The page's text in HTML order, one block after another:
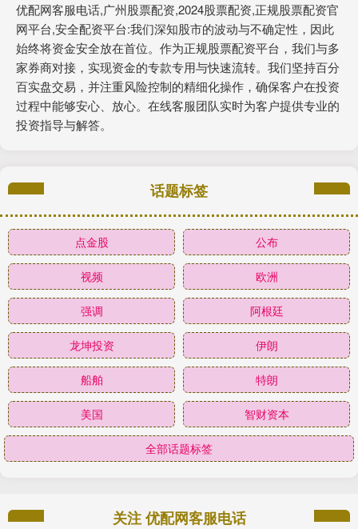
优配网客服电话,广州股票配资,2024股票配资,正规股票配资官
网平台,安全配资平台:我们深知股市的波动与不确定性，因此
始终将资金安全放在首位。作为正规股票配资平台，我们与多
家券商对接，实现资金的专款专用与快速流转。我们坚持百分
百实盘交易，并注重风险控制的精细化操作，确保客户在投资
过程中能够安心、放心。在线客服团队实时为客户提供专业的
投资指导与解答。
话题标签
点金股 公布
视频 欧洲
强调 阿根廷
龙坤投资 伊朗
船舶 特朗
美国 智财资本
全部话题标签
关注 优配网客服电话